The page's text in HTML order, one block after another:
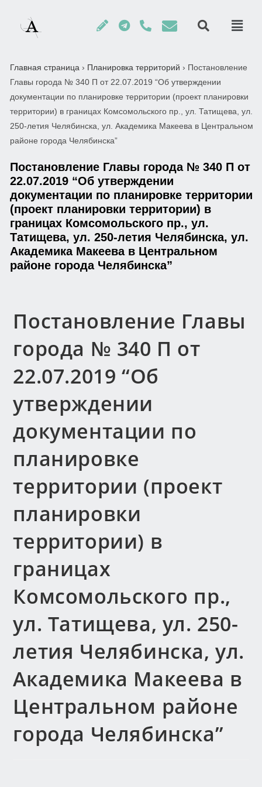
Главная страница › Планировка территорий › Постановление
Главы города № 340 П от 22.07.2019 “Об утверждении
документации по планировке территории (проект планировки
территории) в границах Комсомольского пр., ул. Татищева, ул.
250-летия Челябинска, ул. Академика Макеева в Центральном
районе города Челябинска”
Постановление Главы города № 340 П от
22.07.2019 “Об утверждении
документации по планировке территории
(проект планировки территории) в
границах Комсомольского пр., ул.
Татищева, ул. 250-летия Челябинска, ул.
Академика Макеева в Центральном
районе города Челябинска”
Постановление Главы
города № 340 П от
22.07.2019 “Об
утверждении
документации по
планировке
территории (проект
планировки
территории) в
границах
Комсомольского пр.,
ул. Татищева, ул. 250-
летия Челябинска, ул.
Академика Макеева в
Центральном районе
города Челябинска”